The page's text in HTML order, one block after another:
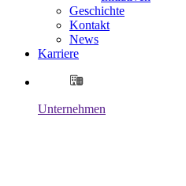
Geschichte
Kontakt
News
Karriere
Unternehmen